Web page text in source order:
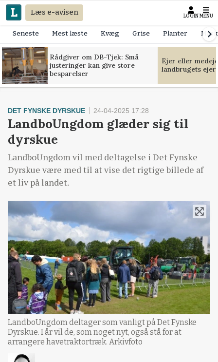
Læs e-avisen LOGIN MENU
Seneste Mest læste Kvæg Grise Planter
Rådgiver om DB-Tjek: Små
justeringer kan give store
besparelser
Ejer eller
landbrugets
DET FYNSKE DYRSKUE 24-04-2025 17:28
LandboUngdom glæder sig til
dyrskue
LandboUngdom vil med deltagelse i Det Fynske
Dyrskue være med til at vise det rigtige billede af
et liv på landet.
LandboUngdom deltager som vanligt på Det Fynske
Dyrskue. I år vil de, som noget nyt, også stå for at
arrangere havetraktortræk. Arkivfoto